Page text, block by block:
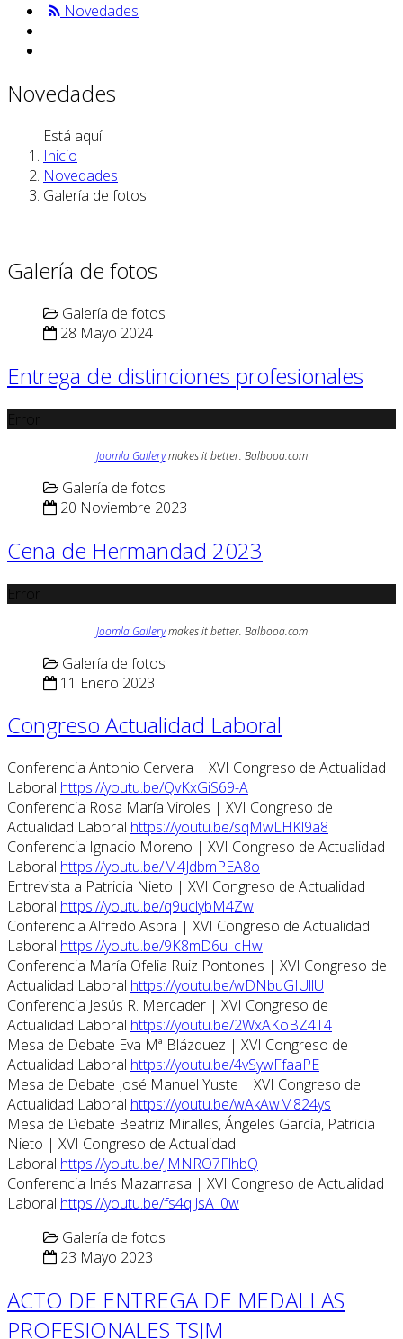
Novedades
Novedades
Está aquí:
Inicio
Novedades
Galería de fotos
Galería de fotos
Galería de fotos
28 Mayo 2024
Entrega de distinciones profesionales
Joomla Gallerymakes it better. Balbooa.com
Galería de fotos
20 Noviembre 2023
Cena de Hermandad 2023
Joomla Gallerymakes it better. Balbooa.com
Galería de fotos
11 Enero 2023
Congreso Actualidad Laboral
Conferencia Antonio Cervera | XVI Congreso de Actualidad
Laboral https://youtu.be/QvKxGiS69-A
Conferencia Rosa María Viroles | XVI Congreso de
Actualidad Laboral https://youtu.be/sqMwLHKl9a8
Conferencia Ignacio Moreno | XVI Congreso de Actualidad
Laboral https://youtu.be/M4JdbmPEA8o
Entrevista a Patricia Nieto | XVI Congreso de Actualidad
Laboral https://youtu.be/q9uclybM4Zw
Conferencia Alfredo Aspra | XVI Congreso de Actualidad
Laboral https://youtu.be/9K8mD6u_cHw
Conferencia María Ofelia Ruiz Pontones | XVI Congreso de
Actualidad Laboral https://youtu.be/wDNbuGIUllU
Conferencia Jesús R. Mercader | XVI Congreso de
Actualidad Laboral https://youtu.be/2WxAKoBZ4T4
Mesa de Debate Eva Mª Blázquez | XVI Congreso de
Actualidad Laboral https://youtu.be/4vSywFfaaPE
Mesa de Debate José Manuel Yuste | XVI Congreso de
Actualidad Laboral https://youtu.be/wAkAwM824ys
Mesa de Debate Beatriz Miralles, Ángeles García, Patricia
Nieto | XVI Congreso de Actualidad
Laboral https://youtu.be/JMNRO7FlhbQ
Conferencia Inés Mazarrasa | XVI Congreso de Actualidad
Laboral https://youtu.be/fs4qlJsA_0w
Galería de fotos
23 Mayo 2023
ACTO DE ENTREGA DE MEDALLAS
PROFESIONALES TSJM